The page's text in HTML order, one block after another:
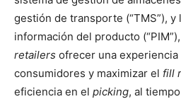
gestión de transporte (“TMS”), y
información del producto
retailers ofrecer una
consumidores y maximizar el fill
eficiencia en el picking, al